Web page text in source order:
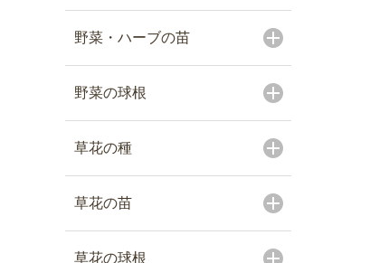
野菜・ハーブの苗
野菜の球根
草花の種
草花の苗
草花の球根